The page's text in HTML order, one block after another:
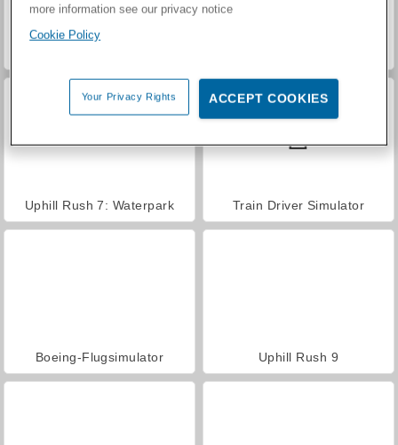
Uphill Rush 7: Waterpark Train Driver Simulator
Boeing-Flugsimulator Uphill Rush 9
more information see our privacy notice
Cookie Policy
Your Privacy Rights ACCEPT COOKIES